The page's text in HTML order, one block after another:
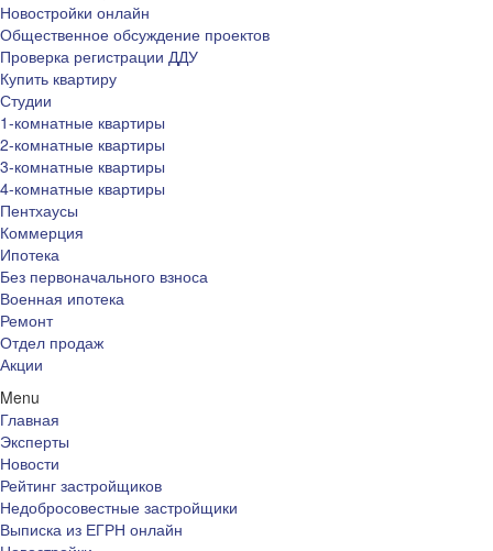
Новостройки онлайн
Общественное обсуждение проектов
Проверка регистрации ДДУ
Купить квартиру
Студии
1-комнатные квартиры
2-комнатные квартиры
3-комнатные квартиры
4-комнатные квартиры
Пентхаусы
Коммерция
Ипотека
Без первоначального взноса
Военная ипотека
Ремонт
Отдел продаж
Акции
Menu
Главная
Эксперты
Новости
Рейтинг застройщиков
Недобросовестные застройщики
Выписка из ЕГРН онлайн